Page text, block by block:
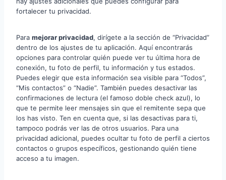
fortalecer tu privacidad.
Para mejorar privacidad, dirígete a la sección de “Privacidad”
dentro de los ajustes de tu aplicación. Aquí encontrarás
opciones para controlar quién puede ver tu última hora de
conexión, tu foto de perfil, tu información y tus estados.
Puedes elegir que esta información sea visible para “Todos”,
“Mis contactos” o “Nadie”. También puedes desactivar las
confirmaciones de lectura (el famoso doble check azul), lo
que te permite leer mensajes sin que el remitente sepa que
los has visto. Ten en cuenta que, si las desactivas para ti,
tampoco podrás ver las de otros usuarios. Para una
privacidad adicional, puedes ocultar tu foto de perfil a ciertos
contactos o grupos específicos, gestionando quién tiene
acceso a tu imagen.